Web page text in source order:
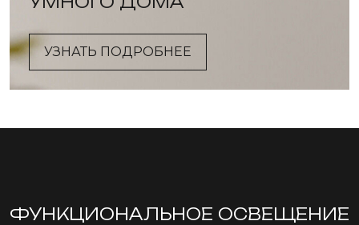
УЗНАТЬ ПОДРОБНЕЕ
ФУНКЦИОНА­ЛЬНОЕ ОСВЕЩЕНИЕ